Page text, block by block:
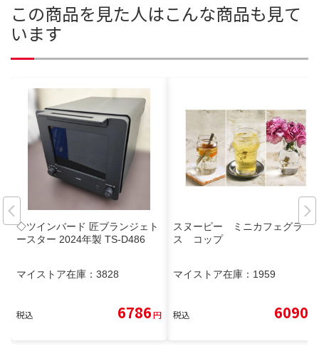
この商品を見た人はこんな商品も見て
います
◇ツインバード 匠ブランジェト
ースター 2024年製 TS-D486
マイストア在庫： 3828
税込 6786円
スヌーピー ミニカフェグラ
ス コップ
マイストア在庫： 1959
税込 6090